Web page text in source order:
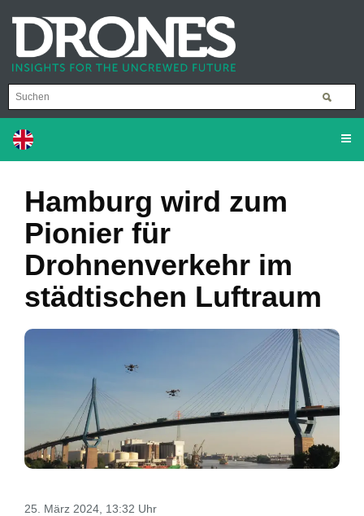
Hamburg wird zum
Pionier für
Drohnenverkehr im
städtischen Luftraum
25. März 2024, 13:32 Uhr